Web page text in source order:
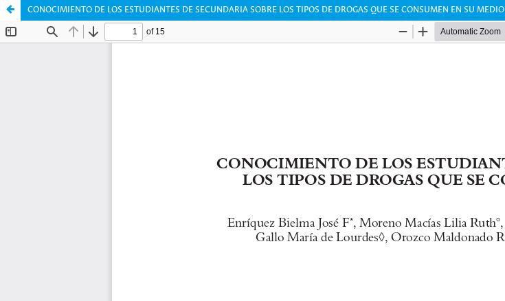
CONOCIMIENTO DE LOS ESTUDIANTES DE SECUNDARIA SOBRE LOS TIPOS DE DROGAS QUE SE CONSUMEN EN SU MEDIO